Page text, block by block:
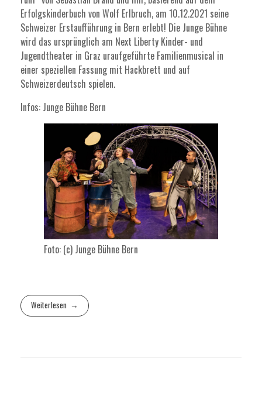
Erfolgskinderbuch von Wolf Erlbruch, am 10.12.2021 seine
Schweizer Erstaufführung in Bern erlebt! Die Junge Bühne
wird das ursprünglich am Next Liberty Kinder- und
Jugendtheater in Graz uraufgeführte Familienmusical in
einer speziellen Fassung mit Hackbrett und auf
Schweizerdeutsch spielen.
Infos: Junge Bühne Bern
Foto: (c) Junge Bühne Bern
Weiterlesen